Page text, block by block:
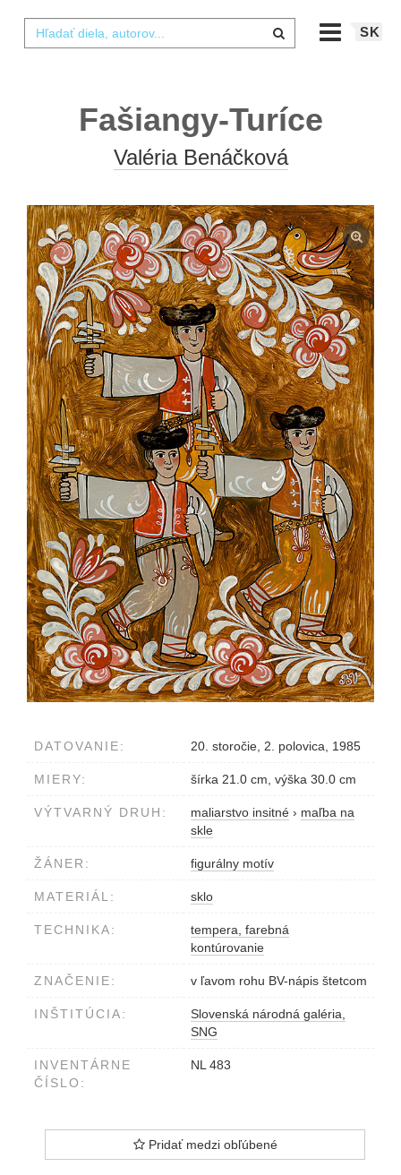
SK
Fašiangy-Turíce
Valéria Benáčková
DATOVANIE: 20. storočie, 2. polovica, 1985
MIERY: šírka 21.0 cm, výška 30.0 cm
VÝTVARNÝ DRUH: maliarstvo insitné › maľba na
skle
ŽÁNER: figurálny motív
MATERIÁL: sklo
TECHNIKA:
tempera, farebná
kontúrovanie
ZNAČENIE: v ľavom rohu BV-nápis štetcom
INŠTITÚCIA:
Slovenská národná galéria,
SNG
INVENTÁRNE
ČÍSLO:
NL 483
Pridať medzi obľúbené